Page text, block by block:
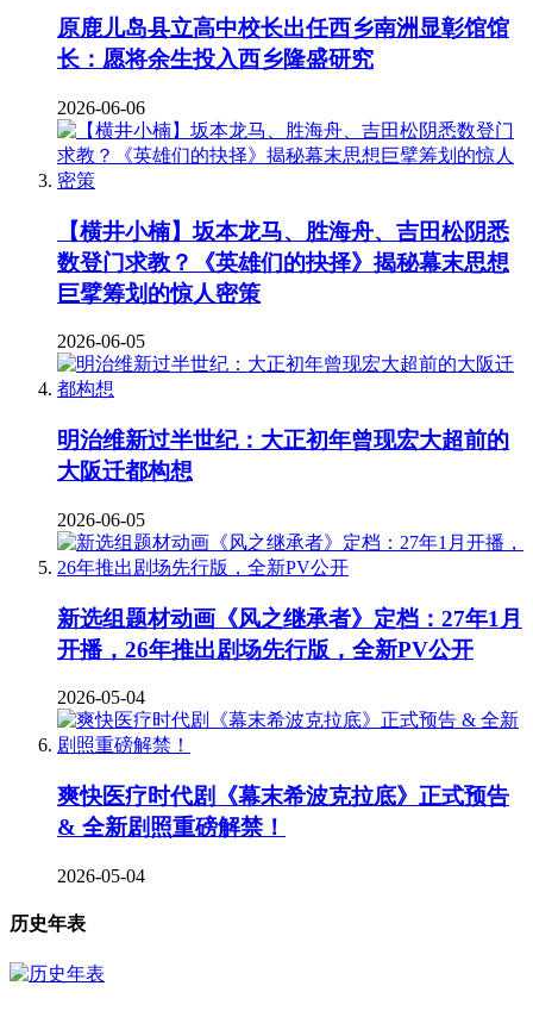
原鹿儿岛县立高中校长出任西乡南洲显彰馆馆
长：愿将余生投入西乡隆盛研究
2026-06-06
【横井小楠】坂本龙马、胜海舟、吉田松阴悉
数登门求教？《英雄们的抉择》揭秘幕末思想
巨擘筹划的惊人密策
2026-06-05
明治维新过半世纪：大正初年曾现宏大超前的
大阪迁都构想
2026-06-05
新选组题材动画《风之继承者》定档：27年1月
开播，26年推出剧场先行版，全新PV公开
2026-05-04
爽快医疗时代剧《幕末希波克拉底》正式预告
& 全新剧照重磅解禁！
2026-05-04
历史年表